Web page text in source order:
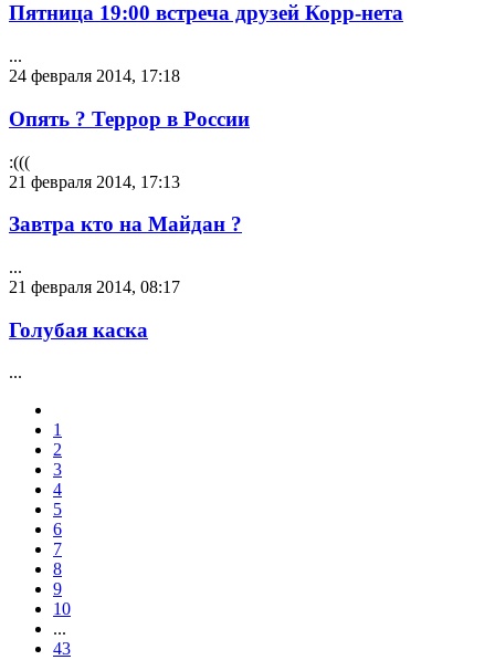
Пятница 19:00 встреча друзей Корр-нета
...
24 февраля 2014, 17:18
Опять ? Террор в России
:(((
21 февраля 2014, 17:13
Завтра кто на Майдан ?
...
21 февраля 2014, 08:17
Голубая каска
...
1
2
3
4
5
6
7
8
9
10
...
43